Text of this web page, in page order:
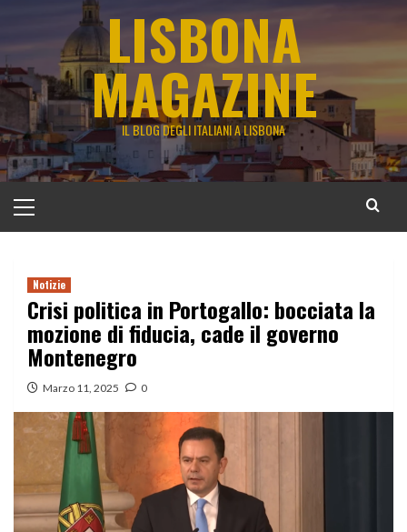
LISBONA
MAGAZINE
IL BLOG DEGLI ITALIANI A LISBONA
principale
Notizie
Crisi politica in Portogallo: bocciata la
mozione di fiducia, cade il governo
Montenegro
Marzo 11, 2025 0